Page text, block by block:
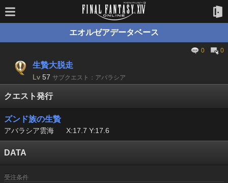
エオルゼアデータベース
0 0
生贄大脱走
Lv 57 サブクエスト：アバラシア
クエスト発行
ズンド族の生贄
アバラシア雲海 X:17.7 Y:17.6
DATA
受注条件